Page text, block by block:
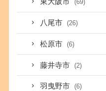
東大阪市 (69)
八尾市 (26)
松原市 (6)
藤井寺市 (2)
羽曳野市 (6)